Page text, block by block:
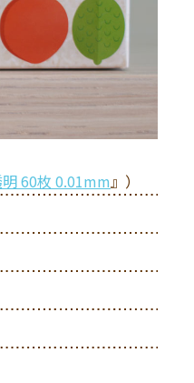
60枚 0.01mm』）